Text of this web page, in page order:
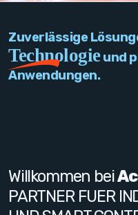
Network
Vision & Video
Sensors and
Zuverlässige
Technologie und
Anwendungen.
Willkommen bei
PARTNER FUER